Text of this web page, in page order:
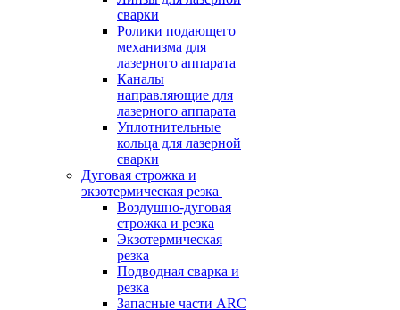
сварки
Ролики подающего
механизма для
лазерного аппарата
Каналы
направляющие для
лазерного аппарата
Уплотнительные
кольца для лазерной
сварки
Дуговая строжка и
экзотермическая резка
Воздушно-дуговая
строжка и резка
Экзотермическая
резка
Подводная сварка и
резка
Запасные части ARC